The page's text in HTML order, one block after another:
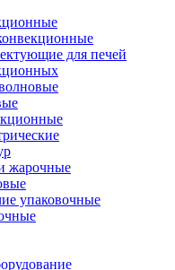
для печей
жарочные
упаковочные